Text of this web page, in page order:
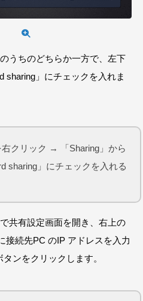
うちのどちらか一方で、左下
sharing」にチェックを入れま
右クリック → 「Sharing」から
sharing」にチェックを入れる
共有設定画面を開き、右上の
接続先PC のIP アドレスを入力
ンをクリックします。